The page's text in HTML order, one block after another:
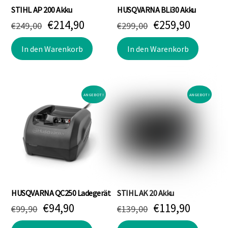
STIHL AP 200 Akku
€249,00 Ursprünglicher
Preis
war:
€249,00
€214,90Aktueller
Preis
ist:
€214,90.
In den Warenkorb
HUSQVARNA BLi30 Akku
€299,00 Ursprünglicher
Preis
war:
€299,00
€259,90
Preis
ist:
In den Warenkorb
ANGEBOT!
HUSQVARNA QC250 Ladegerät
€99,90 Ursprünglicher
Preis
€94,90Aktueller
Preis
ANGEBOT!
STIHL AK 20 Akku
€139,00 Ursprünglicher
Preis
€119,90
Preis